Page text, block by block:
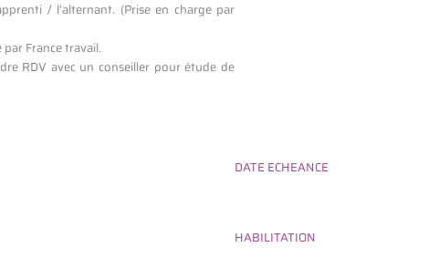
/ l’alternant. (Prise en charge par
par France travail.
RDV avec un conseiller pour étude de
DATE ECHEANCE
HABILITATION